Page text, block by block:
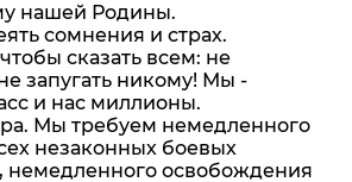
нашей Родины.
сомнения и страх.
сказать всем: не
запугать никому! Мы -
и нас миллионы.
Мы требуем немедленного
незаконных боевых
освобождения